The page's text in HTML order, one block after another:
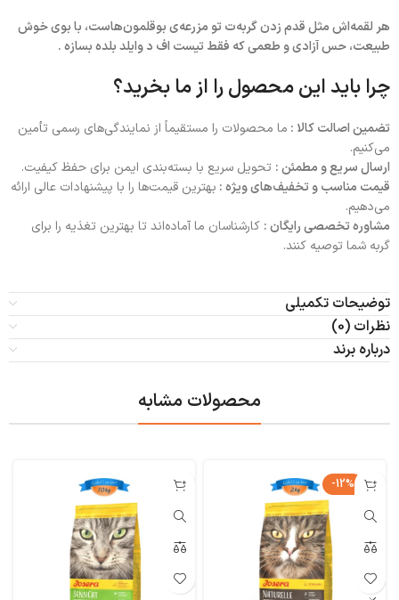
هر لقمه‌اش مثل قدم زدن گربه‌ت تو مزرعه‌ی بوقلمون‌هاست، با بوی خوش
طبیعت، حس آزادی و طعمی که فقط تیست اف د وایلد بلده بسازه .
چرا باید این محصول را از ما بخرید؟
تضمین اصالت کالا : ما محصولات را مستقیماً از نمایندگی‌های رسمی تأمین
می‌کنیم.
ارسال سریع و مطمئن : تحویل سریع با بسته‌بندی ایمن برای حفظ کیفیت.
قیمت مناسب و تخفیف‌های ویژه : بهترین قیمت‌ها را با پیشنهادات عالی ارائه
می‌دهیم.
مشاوره تخصصی رایگان : کارشناسان ما آماده‌اند تا بهترین تغذیه را برای
گربه شما توصیه کنند.
توضیحات تکمیلی
نظرات (0)
درباره برند
محصولات مشابه
-12%